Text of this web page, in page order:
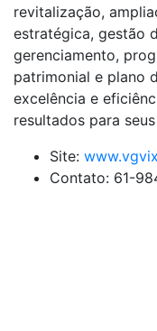
revitalização,
estratégica, gestão
gerenciamento,
patrimonial e plano
excelência e
resultados para
Site:
Contato: 61-